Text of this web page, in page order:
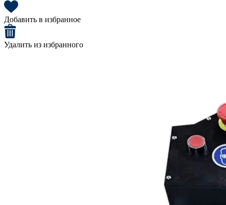
Добавить в избранное
Удалить из избранного